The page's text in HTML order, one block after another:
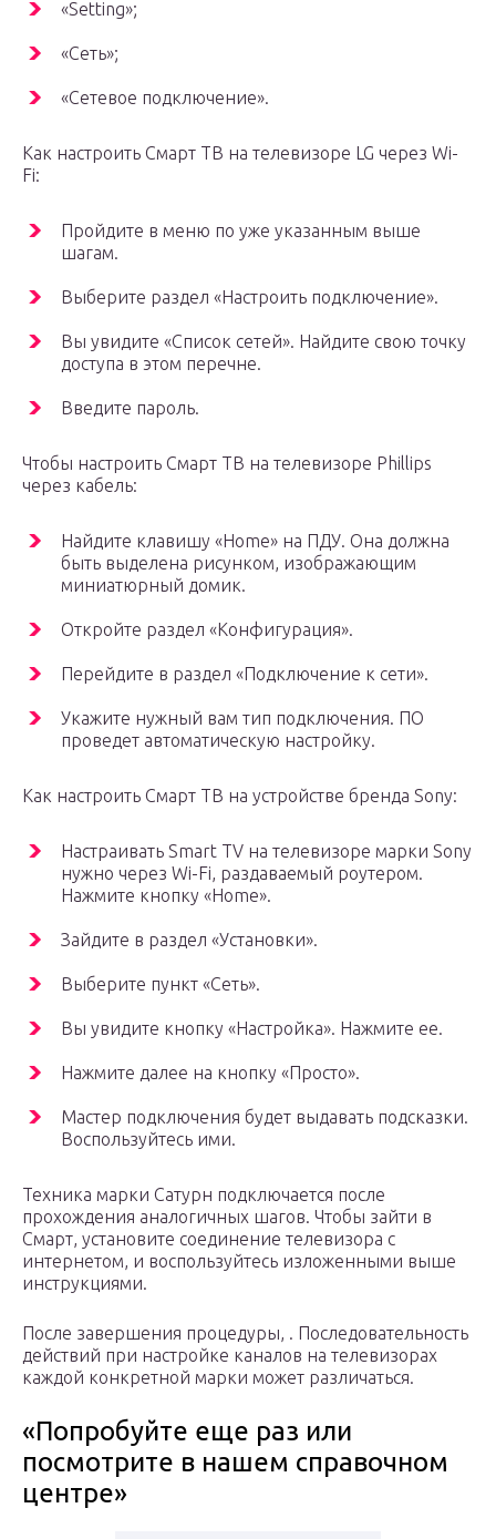
«Setting»;
«Сеть»;
«Сетевое подключение».
Как настроить Смарт ТВ на телевизоре LG через Wi-
Fi:
Пройдите в меню по уже указанным выше
шагам.
Выберите раздел «Настроить подключение».
Вы увидите «Список сетей». Найдите свою точку
доступа в этом перечне.
Введите пароль.
Чтобы настроить Смарт ТВ на телевизоре Phillips
через кабель:
Найдите клавишу «Home» на ПДУ. Она должна
быть выделена рисунком, изображающим
миниатюрный домик.
Откройте раздел «Конфигурация».
Перейдите в раздел «Подключение к сети».
Укажите нужный вам тип подключения. ПО
проведет автоматическую настройку.
Как настроить Смарт ТВ на устройстве бренда Sony:
Настраивать Smart TV на телевизоре марки Sony
нужно через Wi-Fi, раздаваемый роутером.
Нажмите кнопку «Home».
Зайдите в раздел «Установки».
Выберите пункт «Сеть».
Вы увидите кнопку «Настройка». Нажмите ее.
Нажмите далее на кнопку «Просто».
Мастер подключения будет выдавать подсказки.
Воспользуйтесь ими.
Техника марки Сатурн подключается после
прохождения аналогичных шагов. Чтобы зайти в
Смарт, установите соединение телевизора с
интернетом, и воспользуйтесь изложенными выше
инструкциями.
После завершения процедуры, . Последовательность
действий при настройке каналов на телевизорах
каждой конкретной марки может различаться.
«Попробуйте еще раз или
посмотрите в нашем справочном
центре»